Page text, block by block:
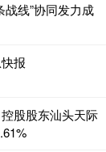
战线”协同发力成
报
股股东汕头天际